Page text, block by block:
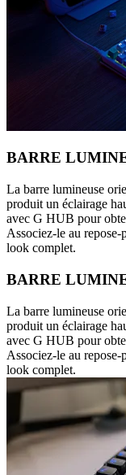
BARRE
La barre lumineuse
produit un éclairage
avec G HUB pour
Associez-le au
look complet.
BARRE
La barre lumineuse
produit un éclairage
avec G HUB pour
Associez-le au
look complet.